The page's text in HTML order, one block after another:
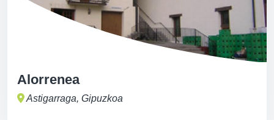
Alorrenea
Astigarraga, Gipuzkoa